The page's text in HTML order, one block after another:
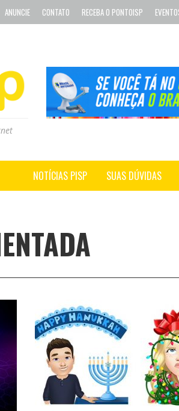
ANUNCIE CONTATO RECEBA O PONTOISP
NOTÍCIAS PISP SUAS DÚVIDAS